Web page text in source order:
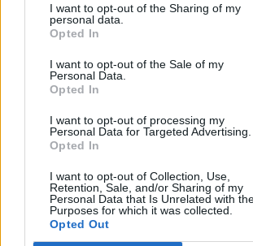
I want to opt-out of the Sharing of my
personal data.
Opted In
I want to opt-out of the Sale of my
Personal Data.
Opted In
I want to opt-out of processing my
Personal Data for Targeted Advertising.
Opted In
I want to opt-out of Collection, Use,
Retention, Sale, and/or Sharing of my
Personal Data that Is Unrelated with
Purposes for which it was collected.
Opted Out
10 tanács, ha jobban
a hétköznapokban